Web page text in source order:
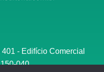
- Edifício Comercial
040